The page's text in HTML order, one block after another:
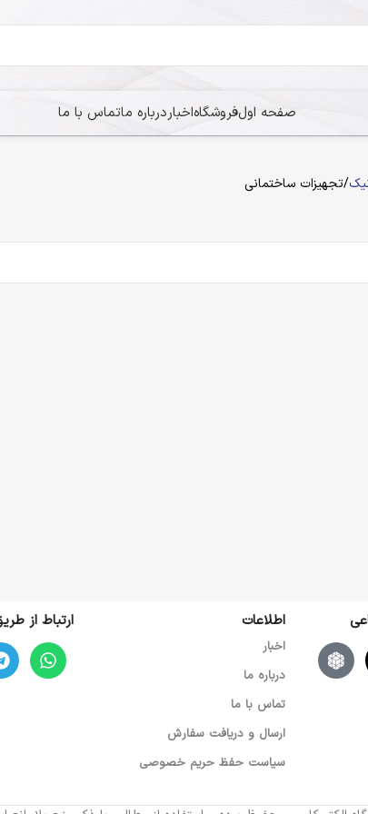
صفحه اولفروشگاهاخباردرباره ماتماس با ما
تجهیزات ساختمانی
اطلاعات
اخبار
درباره ما
تماس با ما
ارسال و دریافت سفارش
سیاست حفظ حریم خصوصی
ارتباط از